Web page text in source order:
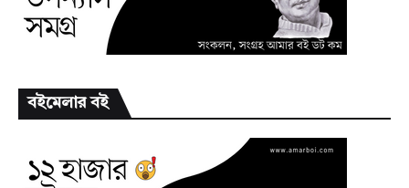
বইমেলার বই